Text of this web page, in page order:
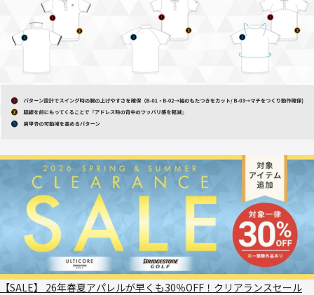
【SALE】 26年春夏アパレルが早くも30％OFF！クリアランスセール